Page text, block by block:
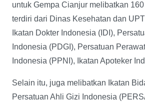
untuk Gempa Cianjur melibatkan
terdiri dari Dinas Kesehatan dan
Ikatan Dokter Indonesia (IDI),
Indonesia (PDGI), Persatuan
Indonesia (PPNI), Ikatan Apoteker
Selain itu, juga melibatkan Ikatan
Persatuan Ahli Gizi Indonesia